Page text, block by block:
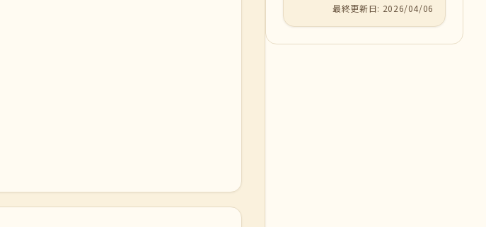
最終更新日: 2026/04/06